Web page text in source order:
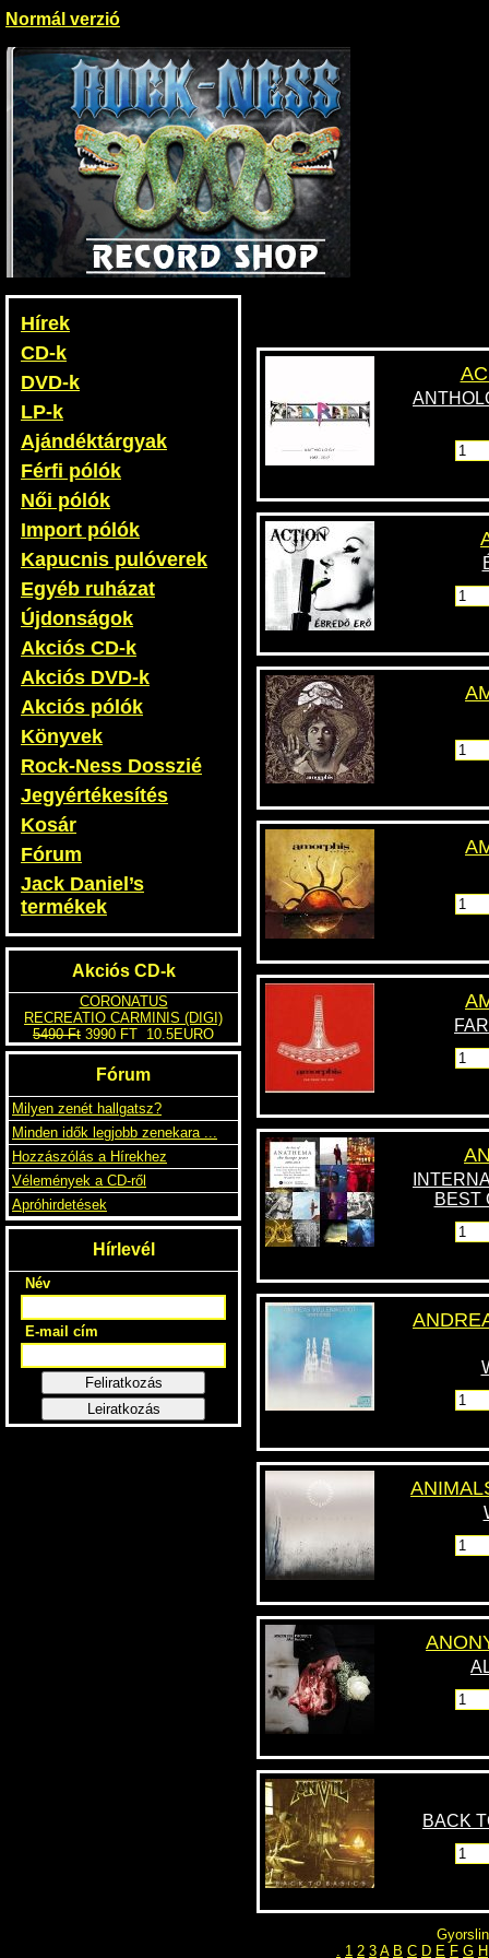
Normál verzió
Hírek
CD-k
DVD-k
LP-k
Ajándéktárgyak
Férfi pólók
Női pólók
Import pólók
Kapucnis pulóverek
Egyéb ruházat
Újdonságok
Akciós CD-k
Akciós DVD-k
Akciós pólók
Könyvek
Rock-Ness Dosszié
Jegyértékesítés
Kosár
Fórum
Jack Daniel’s
termékek
Akciós CD-k
CORONATUS
RECREATIO CARMINIS (DIGI)
5490 Ft 3990 FT 10.5EURO
Fórum
Milyen zenét hallgatsz?
Minden idők legjobb zenekara ...
Vélemények a CD-ről
Apróhirdetések
Név
BEST
BACK
. 1 2 3 A B C D E F G H